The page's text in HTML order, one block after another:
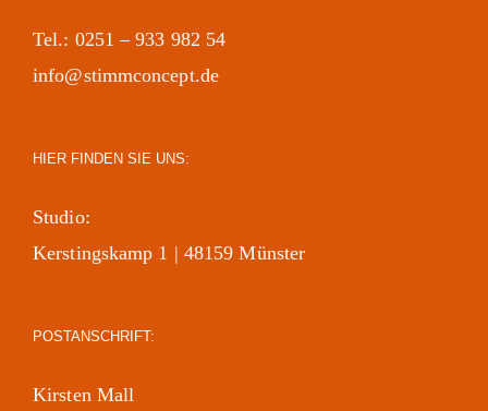
Tel.: 0251 – 933 982 54
info@stimmconcept.de
HIER FINDEN SIE UNS:
Studio:
Kerstingskamp 1 | 48159 Münster
POSTANSCHRIFT:
Kirsten Mall